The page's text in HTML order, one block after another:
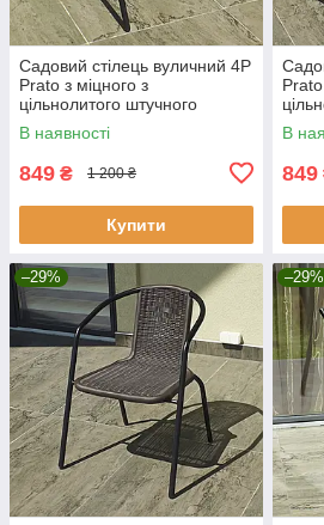
Садовий стілець вуличний 4P
Prato з міцного з
цільнолитого штучного
ротанга для тераси, балкона
кафе саду дачі Ч
В наявності
849 ₴ 1 200 ₴
Купити
кафе
В
849
–29% –29%